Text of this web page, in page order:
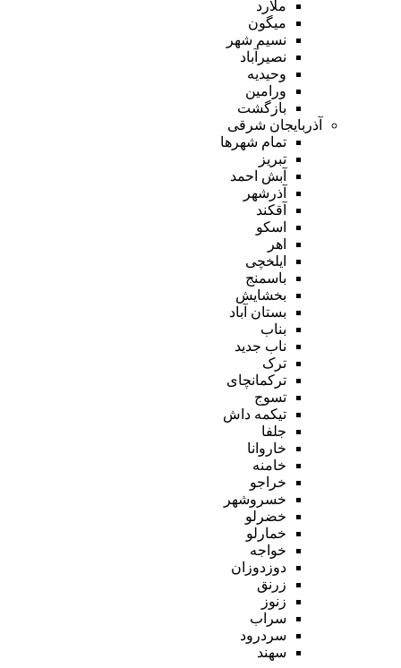
ملارد
میگون
نسیم شهر
نصیرآباد
وحیدیه
ورامین
بازگشت
آذربایجان شرقی
تمام شهر‌ها
تبریز
آبش احمد
آذرشهر
آقکند
اسکو
اهر
ایلخچی
باسمنج
بخشایش
بستان آباد
بناب
ناب جدید
ترک
ترکمانچای
تسوج
تیکمه داش
جلفا
خاروانا
خامنه
خراجو
خسروشهر
خضرلو
خمارلو
خواجه
دوزدوزان
زرنق
زنوز
سراب
سردرود
سهند